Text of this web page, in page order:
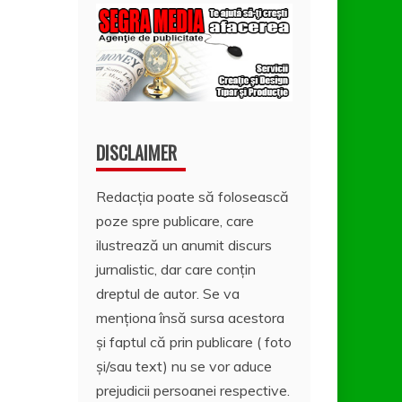
DISCLAIMER
Redacția poate să folosească
poze spre publicare, care
ilustrează un anumit discurs
jurnalistic, dar care conțin
dreptul de autor. Se va
menționa însă sursa acestora
și faptul că prin publicare ( foto
și/sau text) nu se vor aduce
prejudicii persoanei respective.